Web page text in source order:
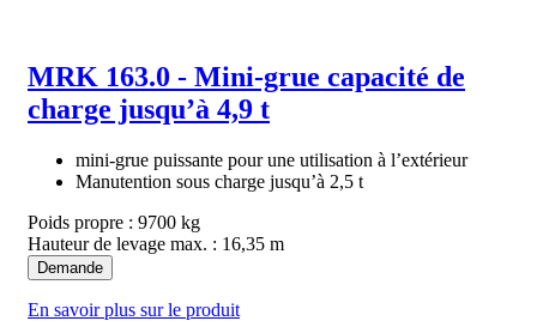
MRK 163.0 - Mini-grue capacité de
charge jusqu’à 4,9 t
mini-grue puissante pour une utilisation à l’extérieur
Manutention sous charge jusqu’à 2,5 t
Poids propre : 9700 kg
Hauteur de levage max. : 16,35 m
Demande
En savoir plus sur le produit